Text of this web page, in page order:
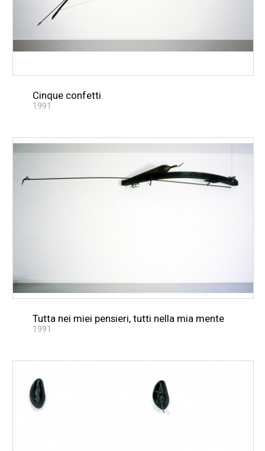
Cinque confetti
1991
Tutta nei miei pensieri, tutti nella mia mente
1991